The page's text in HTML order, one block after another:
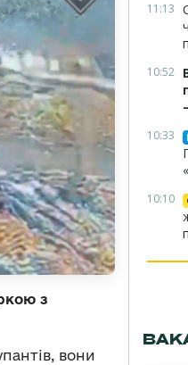
з
вони
11:13
10:52
10:33
10:10